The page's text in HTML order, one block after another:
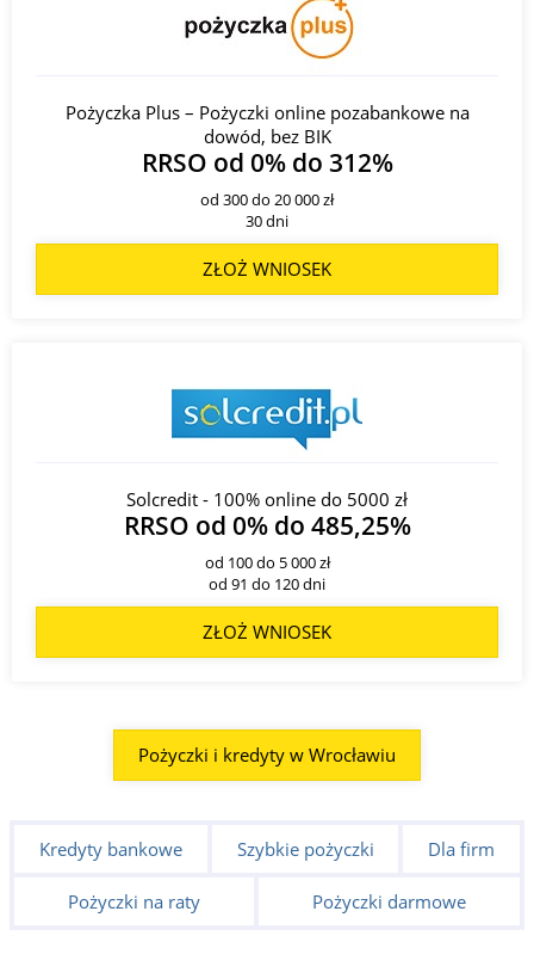
16 17 Oddział we Wrocławiu
17 8 Oddział we Wrocławiu
18 Centrum Usług Oddziałowych
Adres:ul. Strzegomska 8-10, 53-611 Wrocław;
ul. Widna 2a, 50-545 Wrocław;
1 9999;
ul. Wrocławska 7, 55-040 Bielany Wrocławskie;
Kontakt:1 9999;
Pożyczka Plus – Pożyczki online pozabankowe na
dowód, bez BIK
RRSO od 0% do 312%
od 300 do 20 000 zł
30 dni
ZŁOŻ WNIOSEK
Solcredit - 100% online do 5000 zł
RRSO od 0% do 485,25%
od 100 do 5 000 zł
od 91 do 120 dni
ZŁOŻ WNIOSEK
Pożyczki i kredyty w Wrocławiu
Kredyty bankowe Szybkie pożyczki Dla firm
Pożyczki na raty Pożyczki darmowe